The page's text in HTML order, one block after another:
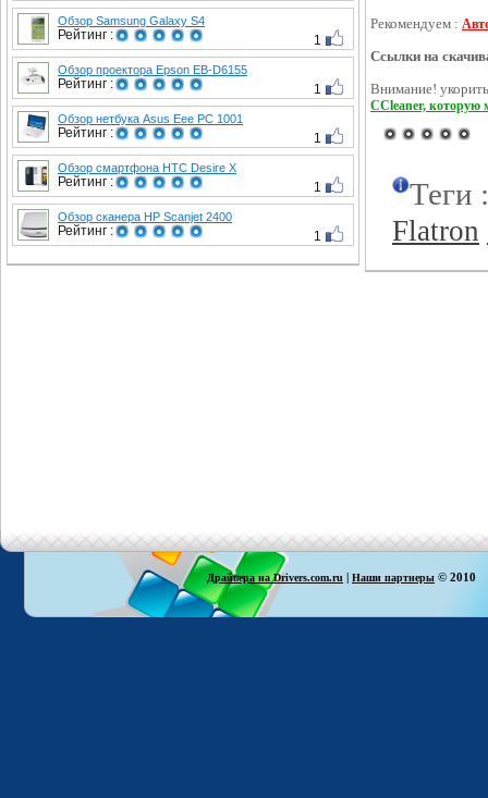
Обзор Samsung Galaxy S4
Рейтинг : 1
Обзор проектора Epson EB-D6155
Рейтинг : 1
Обзор нетбука Asus Eee PC 1001
Рейтинг : 1
Обзор смартфона HTC Desire X
Рейтинг : 1
Обзор сканера HP Scanjet 2400
Рейтинг : 1
Рекомендуем :
Ссылки на
Внимание!
CCleaner, которую
Теги
Flatron
Драйвера на Drivers.com.ru | Наши партнеры © 2010